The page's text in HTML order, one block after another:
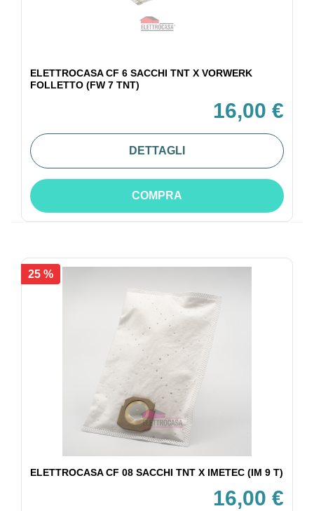
ELETTROCASA CF 6 SACCHI TNT X VORWERK
FOLLETTO (FW 7 TNT)
16,00 €
DETTAGLI
COMPRA
25 %
ELETTROCASA CF 08 SACCHI TNT X IMETEC (IM 9 T)
16,00 €